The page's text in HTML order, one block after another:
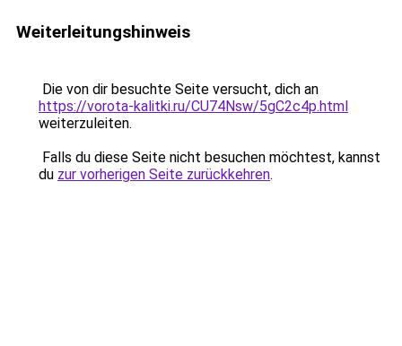
Weiterleitungshinweis
Die von dir besuchte Seite versucht, dich an
https://vorota-kalitki.ru/CU74Nsw/5gC2c4p.html
weiterzuleiten.
Falls du diese Seite nicht besuchen möchtest, kannst
du zur vorherigen Seite zurückkehren.